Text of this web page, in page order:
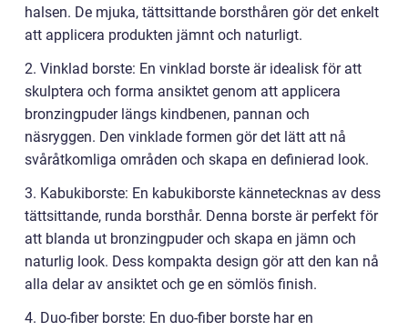
halsen. De mjuka, tättsittande borsthåren gör det enkelt
att applicera produkten jämnt och naturligt.
2. Vinklad borste: En vinklad borste är idealisk för att
skulptera och forma ansiktet genom att applicera
bronzingpuder längs kindbenen, pannan och
näsryggen. Den vinklade formen gör det lätt att nå
svåråtkomliga områden och skapa en definierad look.
3. Kabukiborste: En kabukiborste kännetecknas av dess
tättsittande, runda borsthår. Denna borste är perfekt för
att blanda ut bronzingpuder och skapa en jämn och
naturlig look. Dess kompakta design gör att den kan nå
alla delar av ansiktet och ge en sömlös finish.
4. Duo-fiber borste: En duo-fiber borste har en